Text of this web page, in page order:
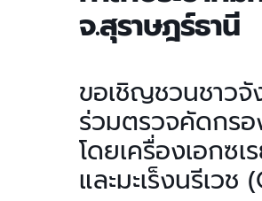
จ.สุราษฎร์ธานี
ขอเชิญชวนชาว
ร่วมตรวจคัดกรอ
โดยเครื่องเอกซ
และมะเร็งนรีเว